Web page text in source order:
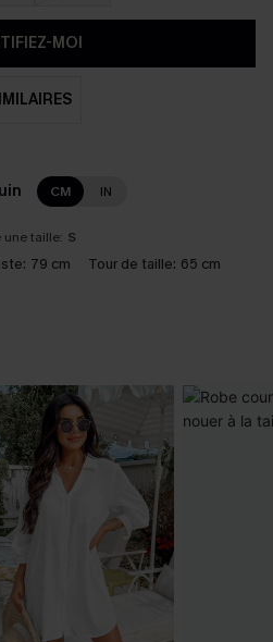
MOI
CM IN
une taille: S
79 cm Tour de taille: 65 cm